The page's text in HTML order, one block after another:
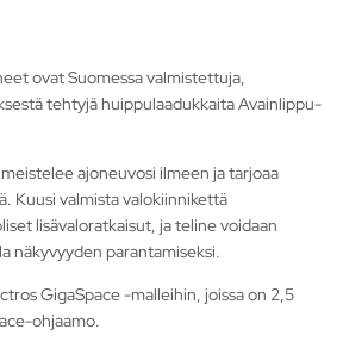
ovat Suomessa valmistettuja,
tehtyjä huippulaadukkaita Avainlippu-
ajoneuvosi ilmeen ja tarjoaa
Kuusi valmista valokiinnikettä
lisävaloratkaisut, ja teline voidaan
näkyvyyden parantamiseksi.
GigaSpace -malleihin, joissa on 2,5
ohjaamo.